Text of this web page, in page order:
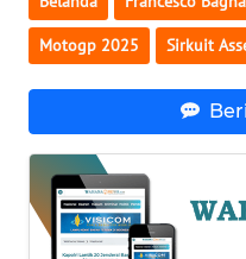
Motogp 2025 Sirkuit
WN
SERAMBI
JAMBI
WN
SULTRA